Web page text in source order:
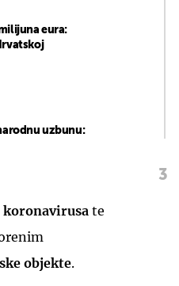
eura:
uzbunu:
koronavirusate
objekte.